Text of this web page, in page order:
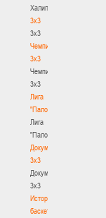
Халипского"
3x3
3x3
Чемпионат
3х3
Чемпионат
3х3
Лига
"Палова"
Лига
"Палова"
Документы
3х3
Документы
3х3
История
баскетбола